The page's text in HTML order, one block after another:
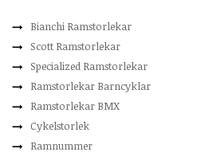
Bianchi Ramstorlekar
Scott Ramstorlekar
Specialized Ramstorlekar
Ramstorlekar Barncyklar
Ramstorlekar BMX
Cykelstorlek
Ramnummer